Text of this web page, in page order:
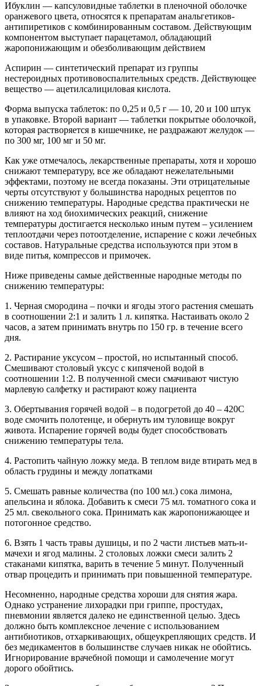
Ибуклин — капсуловидные таблетки в пленочной оболочке
оранжевого цвета, относятся к препаратам анальгетиков-
антипиретиков с комбинированным составом. Действующим
компонентом выступает парацетамол, обладающий
жаропонижающим и обезболивающим действием
Аспирин — синтетический препарат из группы
нестероидных противовоспалительных средств. Действующее
вещество — ацетилсалициловая кислота.
Форма выпуска таблеток: по 0,25 и 0,5 г — 10, 20 и 100 штук
в упаковке. Второй вариант — таблетки покрытые оболочкой,
которая растворяется в кишечнике, не раздражают желудок —
по 300 мг, 100 мг и 50 мг.
Как уже отмечалось, лекарственные препараты, хотя и хорошо
снижают температуру, все же обладают нежелательными
эффектами, поэтому не всегда показаны. Эти отрицательные
черты отсутствуют у большинства народных рецептов по
снижению температуры. Народные средства практически не
влияют на ход биохимических реакций, снижение
температуры достигается несколько иным путем – усилением
теплоотдачи через потоотделение, испарение с кожи лечебных
составов. Натуральные средства используются при этом в
виде питья, компрессов и примочек.
Ниже приведены самые действенные народные методы по
снижению температуры:
1. Черная смородина – почки и ягоды этого растения смешать
в соотношении 2:1 и залить 1 л. кипятка. Настаивать около 2
часов, а затем принимать внутрь по 150 гр. в течение всего
дня.
2. Растирание уксусом – простой, но испытанный способ.
Смешивают столовый уксус с кипяченой водой в
соотношении 1:2. В полученной смеси смачивают чистую
марлевую салфетку и растирают кожу пациента
3. Обертывания горячей водой – в подогретой до 40 – 420С
воде смочить полотенце, и обернуть им туловище вокруг
живота. Испарение горячей воды будет способствовать
снижению температуры тела.
4. Растопить чайную ложку меда. В теплом виде втирать мед в
область грудины и между лопатками
5. Смешать равные количества (по 100 мл.) сока лимона,
апельсина и яблока. Добавить к смеси 75 мл. томатного сока и
25 мл. свекольного сока. Принимать как жаропонижающее и
потогонное средство.
6. Взять 1 часть травы душицы, и по 2 части листьев мать-и-
мачехи и ягод малины. 2 столовых ложки смеси залить 2
стаканами кипятка, варить в течение 5 минут. Полученный
отвар процедить и принимать при повышенной температуре.
Несомненно, народные средства хороши для снятия жара.
Однако устранение лихорадки при гриппе, простудах,
пневмонии является далеко не единственной целью. Здесь
должно быть комплексное лечение с использованием
антибиотиков, отхаркивающих, общеукрепляющих средств. И
без медикаментов в большинстве случаев никак не обойтись.
Игнорирование врачебной помощи и самолечение могут
дорого обойтись.